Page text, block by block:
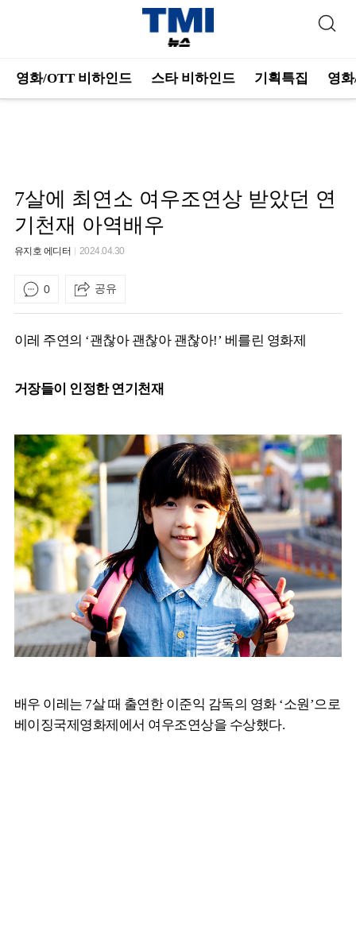
영화/OTT 비하인드 스타 비하인드 기획특집 영
7살에 최연소 여우조연상 받았던 연
기천재 아역배우
유지호 에디터 2024.04.30
0 공유
이레 주연의 ‘괜찮아 괜찮아 괜찮아!’ 베를린 영화제
거장들이 인정한 연기천재
배우 이레는 7살 때 출연한 이준익 감독의 영화 ‘소원’으로
베이징국제영화제에서 여우조연상을 수상했다.